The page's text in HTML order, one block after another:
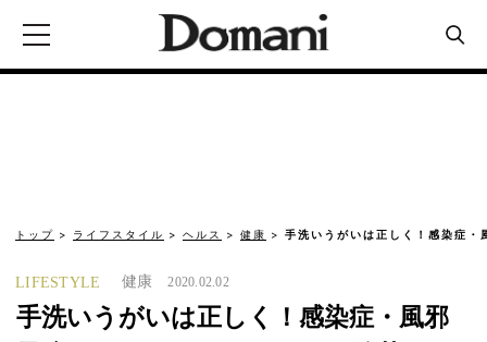
トップ ライフスタイル ヘルス 健康 手洗いうがいは正しく！感染症
LIFESTYLE 健康 2020.02.02
手洗いうがいは正しく！感染症・風邪